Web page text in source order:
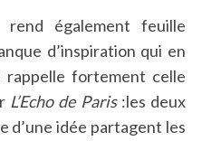
rend également feuille
d’inspiration qui en
rappelle fortement celle
L’Echo de Paris :les deux
d’une idée partagent les